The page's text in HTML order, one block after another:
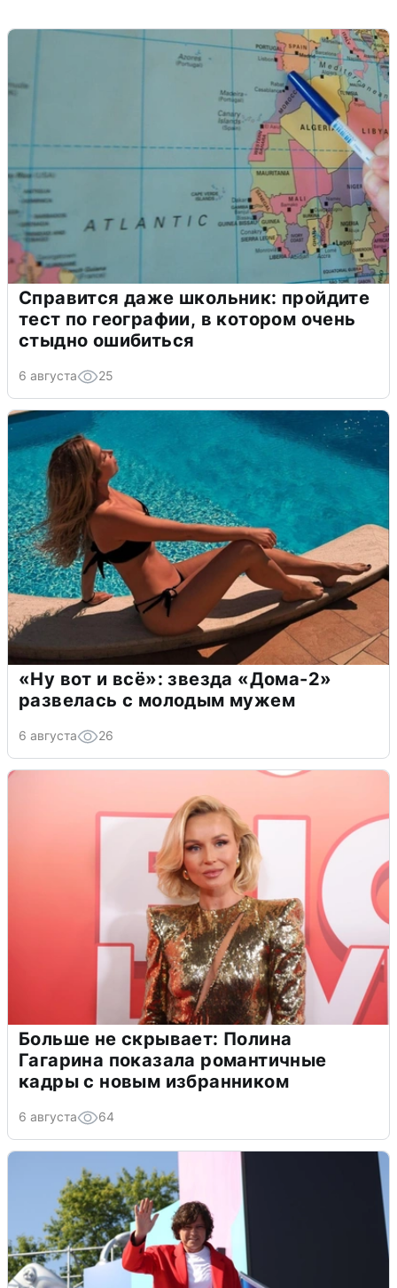
Справится даже школьник: пройдите
тест по географии, в котором очень
стыдно ошибиться
6 августа 25
«Ну вот и всё»: звезда «Дома-2»
развелась с молодым мужем
6 августа 26
Больше не скрывает: Полина
Гагарина показала романтичные
кадры с новым избранником
6 августа 64